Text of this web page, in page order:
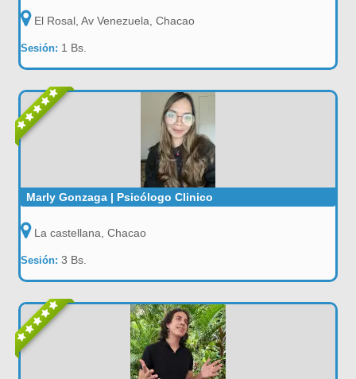
El Rosal, Av Venezuela, Chacao
Sesión: 1 Bs.
Marly Gonzaga | Psicólogo Clinico
La castellana, Chacao
Sesión:3 Bs.